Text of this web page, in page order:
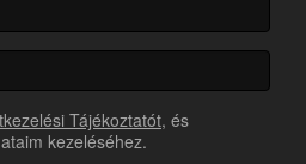
Tájékoztatót, és
kezeléséhez.